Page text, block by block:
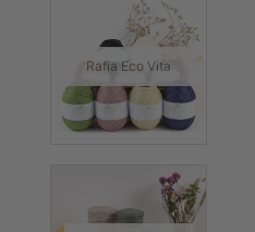
GRATUITOS
Preguntas
Rafia Eco Vita